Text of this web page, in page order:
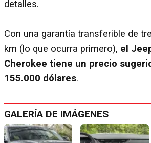
detalles.
Con una garantía transferible de
km (lo que ocurra primero), el
Cherokee tiene un precio
155.000 dólares.
GALERÍA DE IMÁGENES